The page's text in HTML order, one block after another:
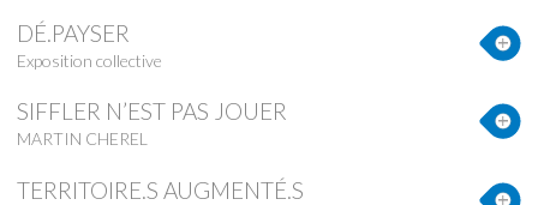
DÉ.PAYSER
Exposition collective
SIFFLER N’EST PAS JOUER
MARTIN CHEREL
TERRITOIRE.S AUGMENTÉ.S